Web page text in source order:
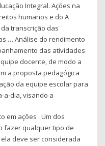
Integral. Ações na
humanos e do A
transcrição das
… Análise do rendimento
das atividades
docente, de modo a
a proposta pedagógica
da equipe escolar para
a-dia, visando a
em ações . Um dos
fazer qualquer tipo de
deve ser considerada